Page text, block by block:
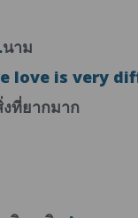
นาม
love is very
ที่ยากมาก